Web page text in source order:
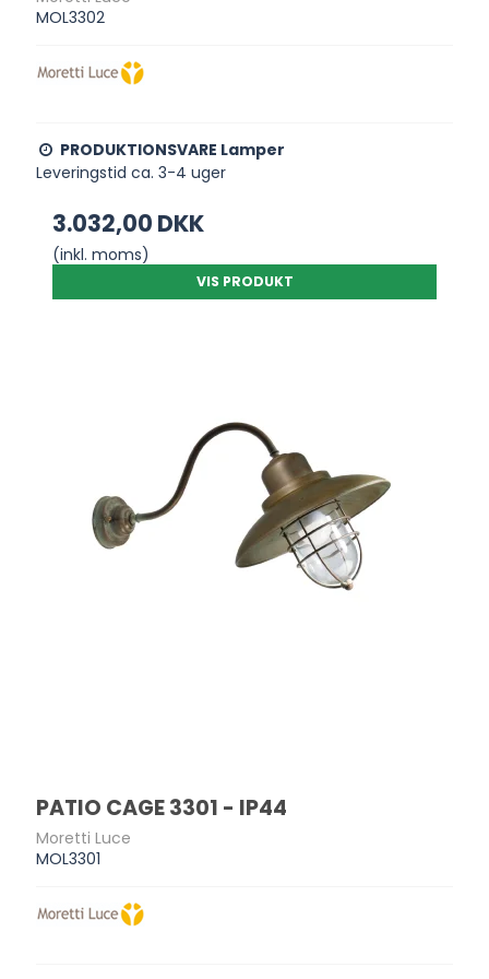
MOL3302
PRODUKTIONSVARE Lamper
Leveringstid ca. 3-4 uger
3.032,00 DKK
(inkl. moms)
VIS PRODUKT
PATIO CAGE 3301 - IP44
Moretti Luce
MOL3301